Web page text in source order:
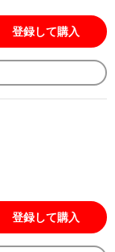
登録して購入
登録して購入